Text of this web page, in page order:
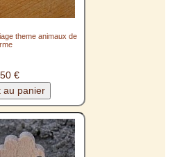
theme animaux de
€